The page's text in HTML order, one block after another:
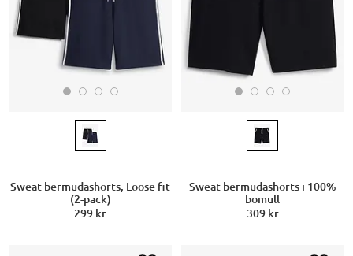
Sweat bermudashorts, Loose fit
(2-pack)
299 kr
Sweat bermudashorts i 100%
bomull
309 kr